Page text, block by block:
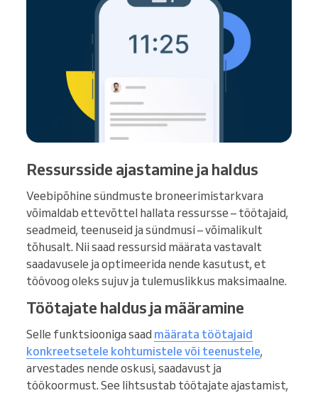
Ressursside ajastamine ja haldus
Veebipõhine sündmuste broneerimistarkvara
võimaldab ettevõttel hallata ressursse – töötajaid,
seadmeid, teenuseid ja sündmusi – võimalikult
tõhusalt. Nii saad ressursid määrata vastavalt
saadavusele ja optimeerida nende kasutust, et
töövoog oleks sujuv ja tulemuslikkus maksimaalne.
Töötajate haldus ja määramine
Selle funktsiooniga saad määrata töötajaid
konkreetsetele kohtumistele või teenustele,
arvestades nende oskusi, saadavust ja
töökoormust. See lihtsustab töötajate ajastamist,